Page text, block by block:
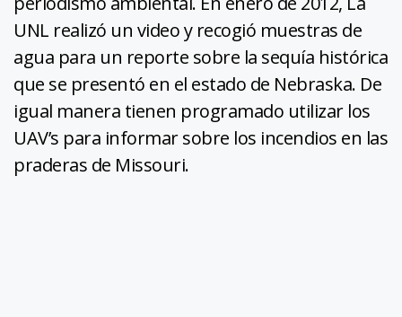
UNL realizó un video y recogió muestras de
agua para un reporte sobre la sequía histórica
que se presentó en el estado de Nebraska. De
igual manera tienen programado utilizar los
UAV’s para informar sobre los incendios en las
praderas de Missouri.